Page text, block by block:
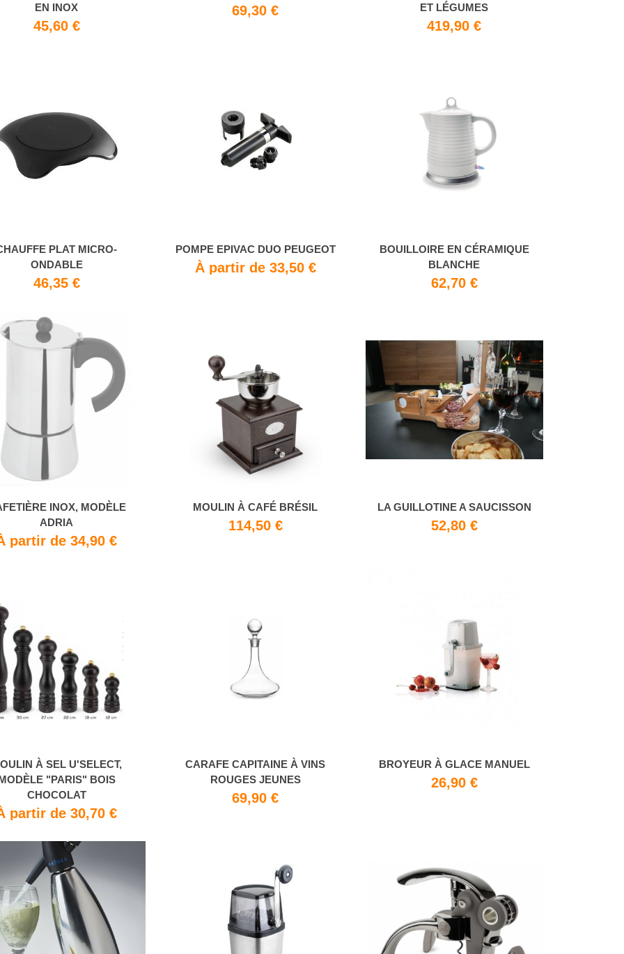
EN INOX
45,60 €
69,30 €
ET LÉGUMES
419,90 €
PLAT MICRO-
ONDABLE
46,35 €
POMPE EPIVAC DUO PEUGEOT
À partir de 33,50 €
BOUILLOIRE EN CÉRAMIQUE
BLANCHE
62,70 €
INOX, MODÈLE
ADRIA
partir de 34,90 €
MOULIN À CAFÉ BRÉSIL
114,50 €
LA GUILLOTINE A SAUCISSON
52,80 €
À SEL U'SELECT,
"PARIS" BOIS
CHOCOLAT
partir de 30,70 €
CARAFE CAPITAINE À VINS
ROUGES JEUNES
69,90 €
BROYEUR À GLACE MANUEL
26,90 €